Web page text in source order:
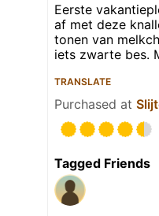
Eerste
af met deze
tonen van
iets zwarte bes.
TRANSLATE
Purchased at
Tagged Friends